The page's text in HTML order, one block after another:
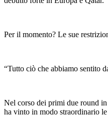
Per il momento? Le sue
“Tutto ciò che abbiamo sentito
Nel corso dei primi due round
ha vinto in modo straordinario